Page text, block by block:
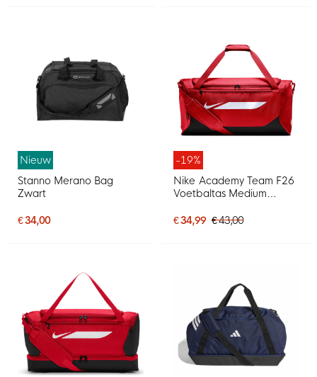
Nieuw
Stanno Merano Bag
Zwart
€ 34,00
-19%
Nike Academy Team F26
Voetbaltas Medium
€ 34,99 € 43,00